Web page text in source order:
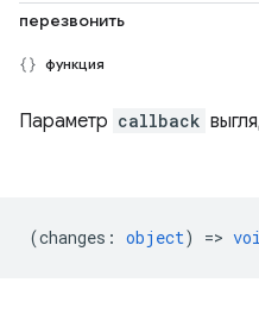
перезвонить
функция
Параметр callback
(changes : object) =>